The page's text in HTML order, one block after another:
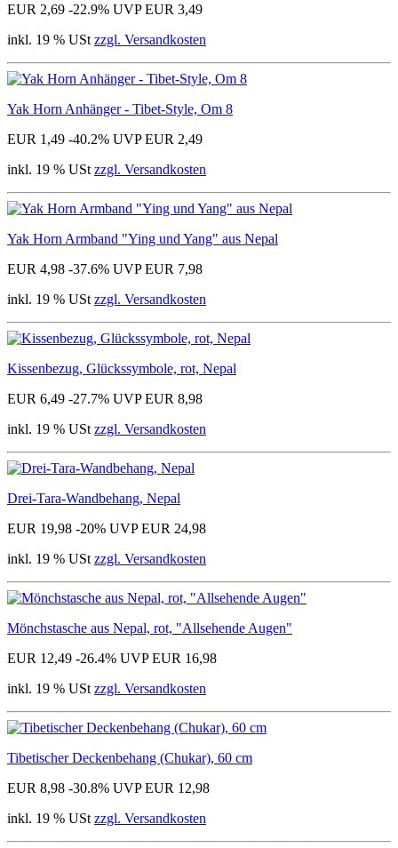
EUR 2,69 -22.9% UVP EUR 3,49
inkl. 19 % USt zzgl. Versandkosten
Yak Horn Anhänger - Tibet-Style, Om 8
EUR 1,49 -40.2% UVP EUR 2,49
inkl. 19 % USt zzgl. Versandkosten
Yak Horn Armband "Ying und Yang" aus Nepal
EUR 4,98 -37.6% UVP EUR 7,98
inkl. 19 % USt zzgl. Versandkosten
Kissenbezug, Glückssymbole, rot, Nepal
EUR 6,49 -27.7% UVP EUR 8,98
inkl. 19 % USt zzgl. Versandkosten
Drei-Tara-Wandbehang, Nepal
EUR 19,98 -20% UVP EUR 24,98
inkl. 19 % USt zzgl. Versandkosten
Mönchstasche aus Nepal, rot, "Allsehende Augen"
EUR 12,49 -26.4% UVP EUR 16,98
inkl. 19 % USt zzgl. Versandkosten
Tibetischer Deckenbehang (Chukar), 60 cm
EUR 8,98 -30.8% UVP EUR 12,98
inkl. 19 % USt zzgl. Versandkosten